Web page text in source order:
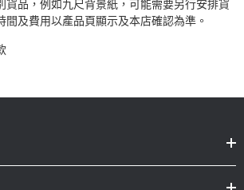
貨品，例如九尺背景紙，可能需要另行安排貨
間及費用以產品頁顯示及本店確認為準。